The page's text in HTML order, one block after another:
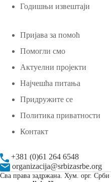
Годишњи извештаји
Пријава за помоћ
Помогли смо
Актуелни пројекти
Најчешћа питања
Придружите се
Политика приватности
Контакт
+381 (0)61 264 6548
organizacija@srbizasrbe.org
Сва права задржана. Хум. орг.